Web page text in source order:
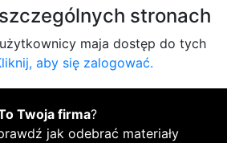
stronach
maja dostęp do tych
aby się zalogować.
Twoja firma?
jak odebrać materiały